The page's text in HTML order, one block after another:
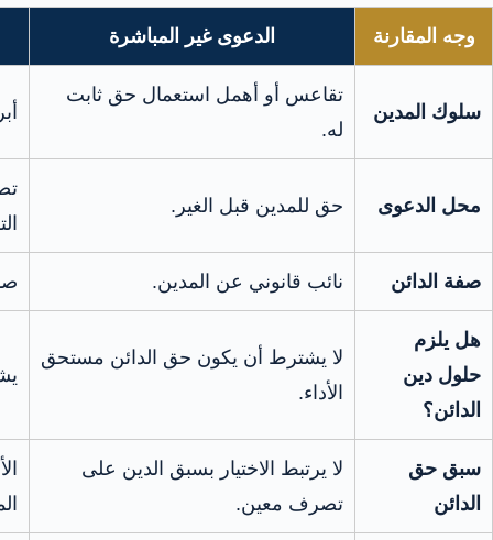
وجه المقارنة الدعوى غير المباشرة
سلوك المدين
تقاعس أو أهمل استعمال حق ثابت
له.
محل الدعوى حق للمدين قبل الغير.
صفة الدائن نائب قانوني عن المدين.
هل يلزم
حلول دين
الدائن؟
لا يشترط أن يكون حق الدائن مستحق
الأداء.
سبق حق
الدائن
لا يرتبط الاختيار بسبق الدين على
تصرف معين.